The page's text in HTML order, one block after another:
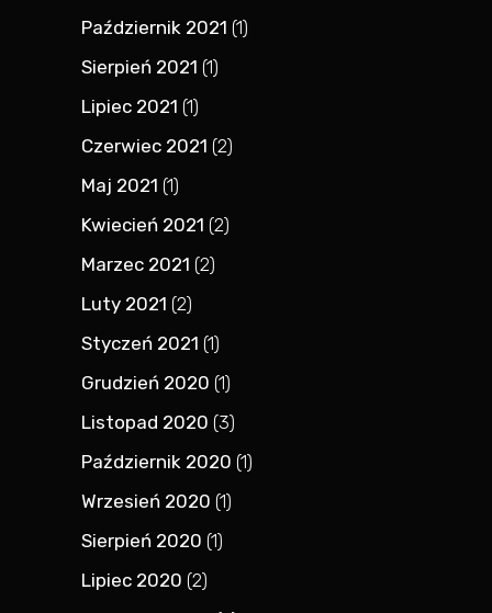
Październik 2021 (1)
Sierpień 2021 (1)
Lipiec 2021 (1)
Czerwiec 2021 (2)
Maj 2021 (1)
Kwiecień 2021 (2)
Marzec 2021 (2)
Luty 2021 (2)
Styczeń 2021 (1)
Grudzień 2020 (1)
Listopad 2020 (3)
Październik 2020 (1)
Wrzesień 2020 (1)
Sierpień 2020 (1)
Lipiec 2020 (2)